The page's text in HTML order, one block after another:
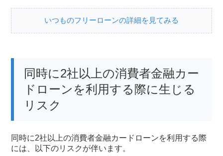
いつものフリーローンの詳細を見てみる
同時に2社以上の消費者金融カー
ドローンを利用する際に生じる
リスク
同時に2社以上の消費者金融カードローンを利用する際
には、以下のリスクが伴います。